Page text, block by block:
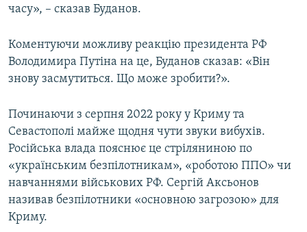
часу», – сказав Буданов.
Коментуючи можливу реакцію президента РФ
Володимира Путіна на це, Буданов сказав: «Він
знову засмутиться. Що може зробити?».
Починаючи з серпня 2022 року у Криму та
Севастополі майже щодня чути звуки вибухів.
Російська влада пояснює це стріляниною по
«українським безпілотникам», «роботою ППО» чи
навчаннями військових РФ. Сергій Аксьонов
називав безпілотники «основною загрозою» для
Криму.